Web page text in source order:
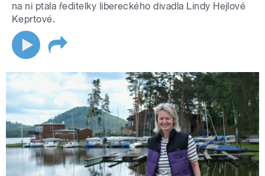
na ni ptala ředitelky libereckého divadla Lindy Hejlové
Keprtové.